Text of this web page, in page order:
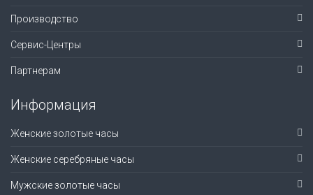
Производство
Сервис-Центры
Партнерам
Информация
Женские золотые часы
Женские серебряные часы
Мужские золотые часы